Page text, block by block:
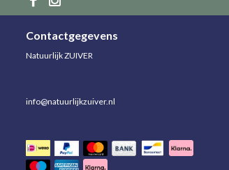
Contactgegevens
Natuurlijk ZUIVER
info@natuurlijkzuiver.nl